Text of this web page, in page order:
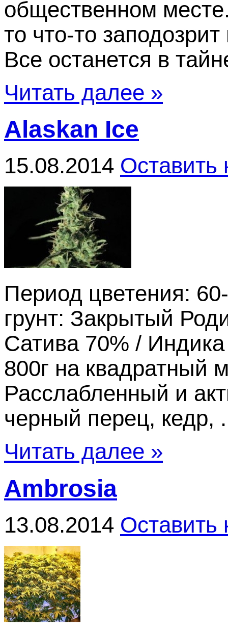
общественном
то что-то
Все останется в
Читать далее »
Alaskan Ice
15.08.2014 Оставить
Период цветения:
грунт: Закрытый
Сатива 70% /
800г на квадратный
Расслабленный и
черный перец, кедр,
Читать далее »
Ambrosia
13.08.2014 Оставить